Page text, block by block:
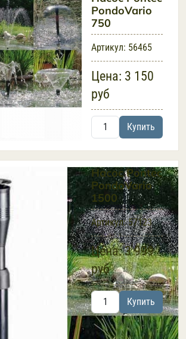
PondoVario
750
Артикул: 56465
Цена: 3 150
руб
Купить
Насос Pontec
PondoVario
1500
Артикул:57123
Цена:3 999
руб
Купить